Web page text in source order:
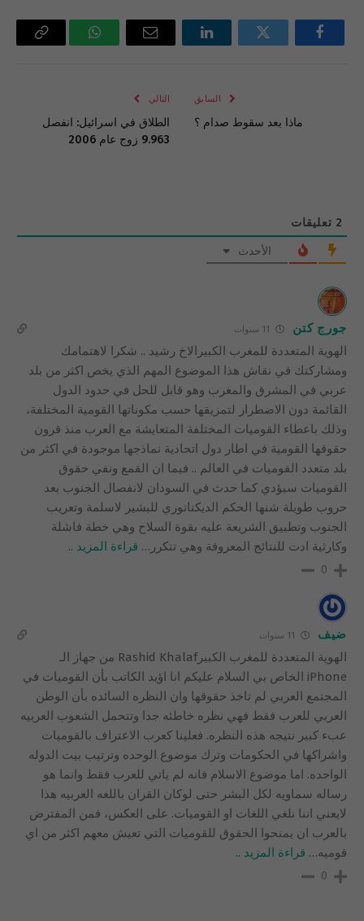
فيسبوك تويتر لينكدإن
البريد
واتساب Copy
السابق
ماذا بعد سقوط صدام ؟
التالي
الطلاق في اسرائيل: انفصل
9.963 زوج عام 2006
2 تعليقات
الأحدث
جورج كتن
الهوية المتعددة للمغرب الكبيرالاخ رشيد .. شكرا لاهتمامك
ومشاركتك في نقاش هذا الموضوع المهم الذي يخص اكثر من بلد
عربي في المشرق والمغرب وهو قابل للحل في حدود الدول
القائمة دون الاضطرار لتمزيقها حسب مكوناتها القومية المختلفة،
وذلك باعطاء القوميات المختلفة المتعايشة مع العرب منذ قرون
حقوقها القومية في اطار دول اتحادية نماذجها موجودة في اكثر من
بلد متعدد القوميات في العالم .. فيما ان القمع ونفي حقوق
القوميات سيؤدي كما حدث في السودان لانفصال الجنوب بعد
حروب طويلة شنها الحكم الديكتاتوري للبشير لاسلمة وتعريب
الجنوب وتطبيق الشريعة عليه بقوة السلاح وهي خطة فاشلة
وكارثية ادت للنتائج المعروفة وهي تتكرر … قراءة المزيد ..
0
ضيف
الهوية المتعددة للمغرب الكبيرRashid Khalaf ‏‫من جهاز الـ
iPhone الخاص بي‬ السلام عليكم انا اؤيد الكاتب بأن القوميات في
المجتمع العربي لم تاخذ حقوقها وان النظره السائده بأن الوطن
العربي للعرب فقط فهي نظره خاطئه جدا وتتحمل الشعوب العربيه
عبء كبير نتيجه هذه النظره. فعلينا كعرب الاعتراف بالقوميات
واشراكها في الحكومات وترك موضوع الوحده وترتيب بيت الدوله
الواحده. اما موضوع الاسلام فانه لم ياتي للعرب فقط وانما هو
رساله سماويه لكل البشر حتى لوكان القران باللغه العربيه هذا
لايعني اننا نلغي اللغات او القوميات. على العكس، فمن المفترض
بالعرب ان يمنحوا الحقوق للقوميات التي تعيش معهم اكثر من اي
قوميه… قراءة المزيد ..
0